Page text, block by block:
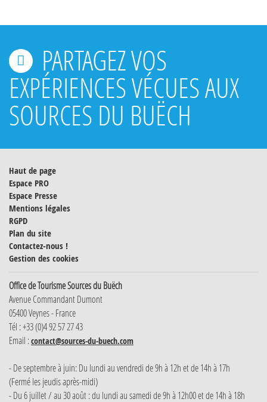
PARTAGEZ VOS
EXPÉRIENCES VÉCUES AUX
SOURCES DU BUËCH
Haut de page
Espace PRO
Espace Presse
Mentions légales
RGPD
Plan du site
Contactez-nous !
Gestion des cookies
Office de Tourisme Sources du Buëch
Avenue Commandant Dumont
05400 Veynes - France
Tél : +33 (0)4 92 57 27 43
Email :contact@sources-du-buech.com
- De septembre à juin: Du lundi au vendredi de 9h à 12h et de 14h à 17h
(Fermé les jeudis après-midi)
- Du 6 juillet / au 30 août : du lundi au samedi de 9h à 12h00 et de 14h à 18h